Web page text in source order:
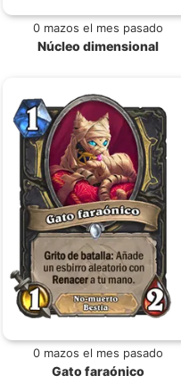
0 mazos el mes pasado
Núcleo dimensional
0 mazos el mes pasado
Gato faraónico